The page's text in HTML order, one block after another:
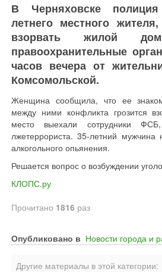
В Черняховске
летнего местного
взорвать жилой
правоохранительные
часов вечера от
Комсомольской.
Женщина сообщила, что ее
между ними конфликта грозится
место выехали сотрудники
лжетеррориста. 35-летний мужчина
алкогольного опьянения.
Решается вопрос о возбуждении
КЛОПС.ру
Прочитано 1816 раз
Опубликовано в Новости города и
Другие материалы в этой категории: